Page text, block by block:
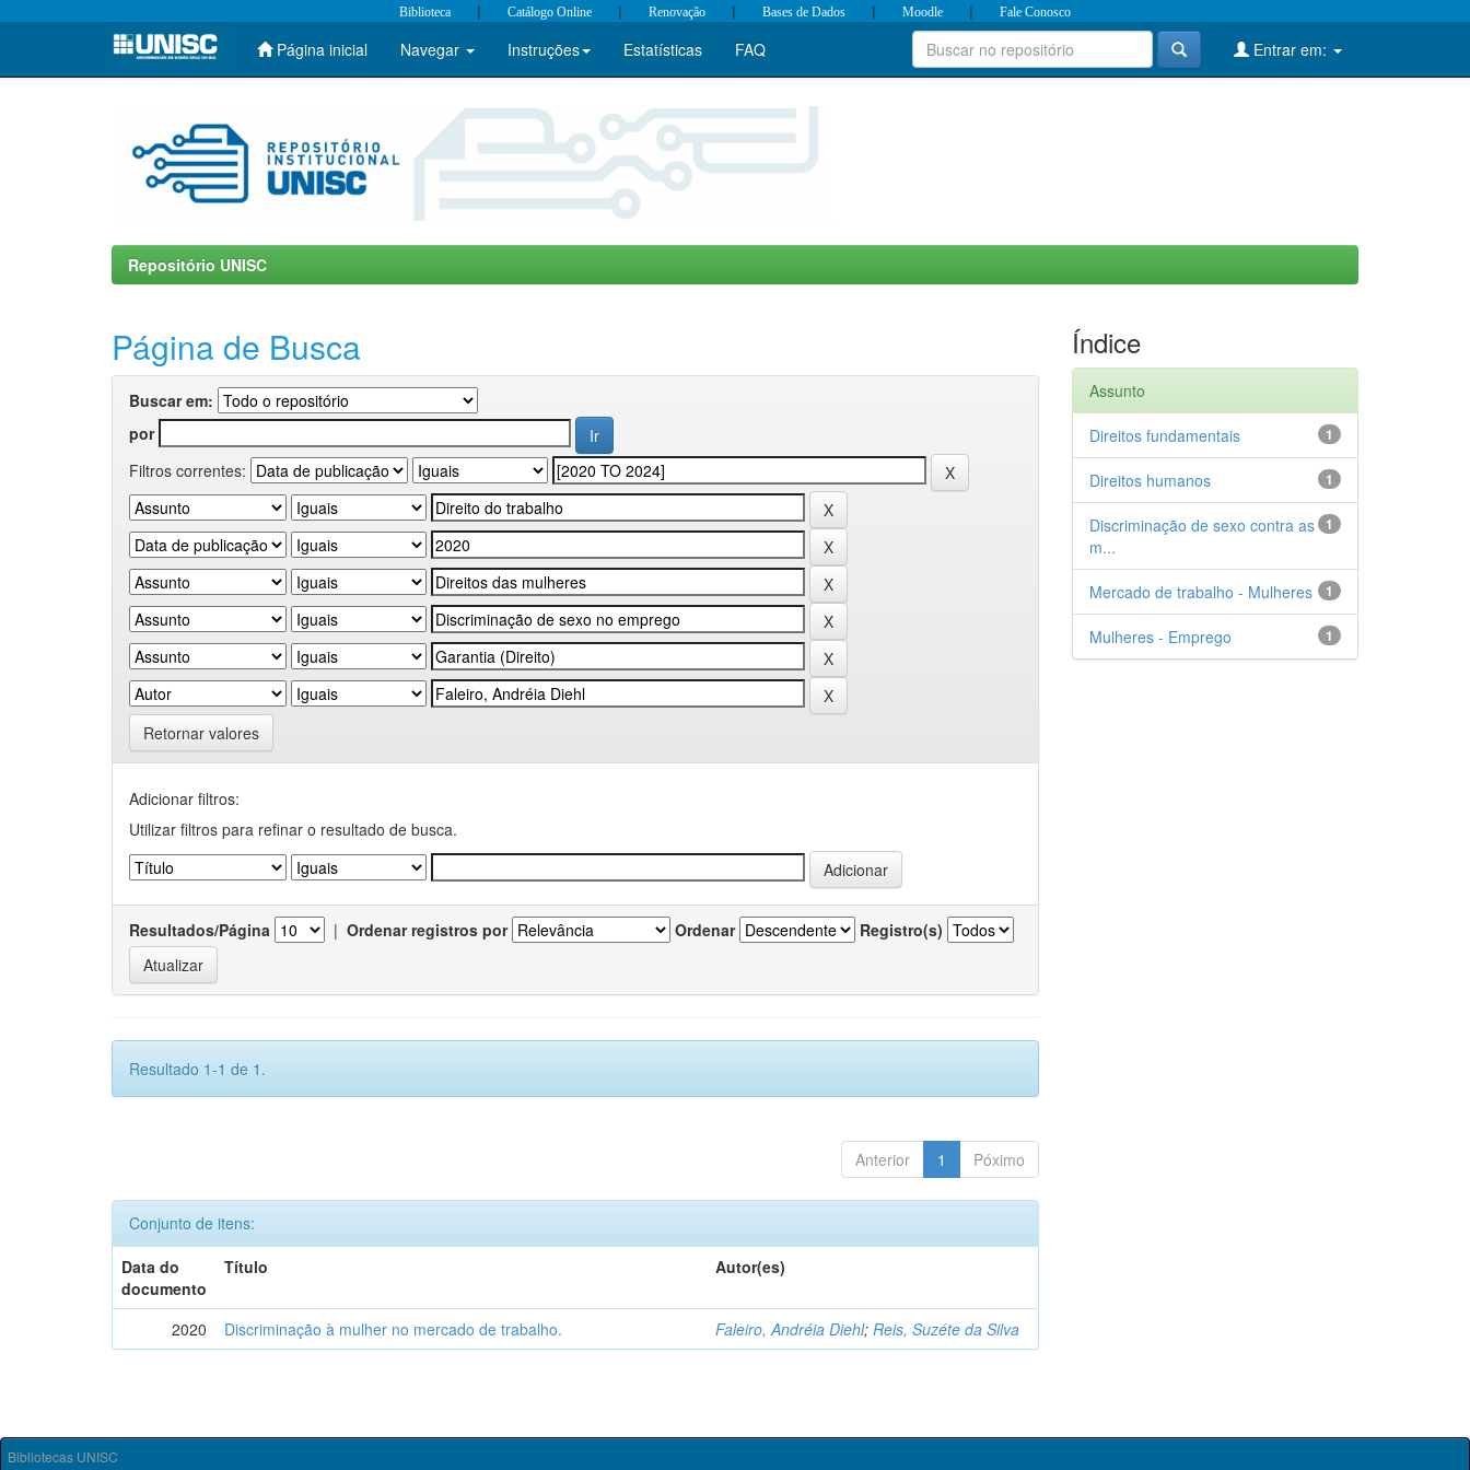
Skip
Biblioteca | Catálogo Online | Renovação | Bases de Dados | Moodle | Fale Conosco
Página inicial Navegar Instruções Estatísticas FAQ Entrar em:
Repositório UNISC
Página de Busca
Buscar em:
por
Filtros correntes:
Retornar valores
Adicionar filtros:
Utilizar filtros para refinar o resultado de busca.
Resultados/Página | Ordenar registros por Ordenar Registro(s)
Resultado 1-1 de 1.
Anterior 1 Póximo
Conjunto de itens:
Data do
documento
Título Autor(es)
2020 Discriminação à mulher no mercado de trabalho. Faleiro, Andréia Diehl;Reis, Suzéte da Silva
Índice
Assunto
1
Direitos fundamentais
1
Direitos humanos
1
Discriminação de sexo contra as
m...
1
Mercado de trabalho - Mulheres
1
Mulheres - Emprego
Bibliotecas UNISC